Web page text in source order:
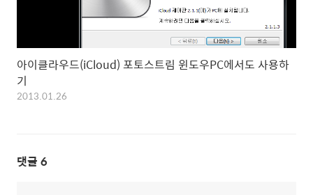
아이클라우드(iCloud) 포토스트림 윈도우PC에서도 사용하
기
2013.01.26
댓글 6